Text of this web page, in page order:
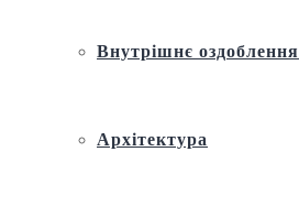
Внутрішнє оздоблення
Архітектура